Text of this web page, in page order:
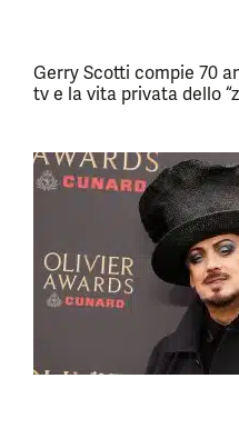
Gerry Scotti compie 70
tv e la vita privata dello